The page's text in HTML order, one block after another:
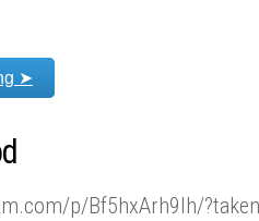
➤
p/Bf5hxArh9lh/